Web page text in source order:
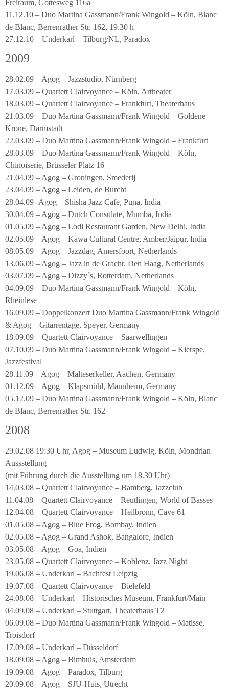
Freiraum, Gottesweg 116a
11.12.10 – Duo Martina Gassmann/Frank Wingold – Köln, Blanc
de Blanc, Berrenrather Str. 162, 19.30 h
27.12.10 – Underkarl – Tilburg/NL, Paradox
2009
28.02.09 – Agog – Jazzstudio, Nürnberg
17.03.09 – Quartett Clairvoyance – Köln, Artheater
18.03.09 – Quartett Clairvoyance – Frankfurt, Theaterhaus
21.03.09 – Duo Martina Gassmann/Frank Wingold – Goldene
Krone, Darmstadt
22.03.09 – Duo Martina Gassmann/Frank Wingold – Frankfurt
28.03.09 – Duo Martina Gassmann/Frank Wingold – Köln,
Chinoiserie, Brüsseler Platz 16
21.04.09 – Agog – Groningen, Smederij
23.04.09 – Agog – Leiden, de Burcht
28.04.09 -Agog – Shisha Jazz Cafe, Puna, India
30.04.09 – Agog – Dutch Consulate, Mumba, India
01.05.09 – Agog – Lodi Restaurant Garden, New Delhi, India
02.05.09 – Agog – Kawa Cultural Centre, Amber/Jaipur, India
08.05.09 – Agog – Jazzdag, Amersfoort, Netherlands
13.06.09 – Agog – Jazz in de Gracht, Den Haag, Netherlands
03.07.09 – Agog – Dizzy´s, Rotterdam, Netherlands
04.09.09 – Duo Martina Gassmann/Frank Wingold – Köln,
Rheinlese
16.09.09 – Doppelkonzert Duo Martina Gassmann/Frank Wingold
& Agog – Gitarrentage, Speyer, Germany
18.09.09 – Quartett Clairvoyance – Saarwellingen
07.10.09 – Duo Martina Gassmann/Frank Wingold – Kierspe,
Jazzfestival
28.11.09 – Agog – Malteserkeller, Aachen, Germany
01.12.09 – Agog – Klapsmühl, Mannheim, Germany
05.12.09 – Duo Martina Gassmann/Frank Wingold – Köln, Blanc
de Blanc, Berrenrather Str. 162
2008
29.02.08 19:30 Uhr, Agog – Museum Ludwig, Köln, Mondrian
Aussstellung
(mit Führung durch die Ausstellung um 18.30 Uhr)
14.03.08 – Quartett Clairvoyance – Bamberg, Jazzclub
11.04.08 – Quartett Clairvoyance – Reutlingen, World of Basses
12.04.08 – Quartett Clairvoyance – Heilbronn, Cave 61
01.05.08 – Agog – Blue Frog, Bombay, Indien
02.05.08 – Agog – Grand Ashok, Bangalore, Indien
03.05.08 – Agog – Goa, Indien
23.05.08 – Quartett Clairvoyance – Koblenz, Jazz Night
19.06.08 – Underkarl – Bachfest Leipzig
19.07.08 – Quartett Clairvoyance – Bielefeld
24.08.08 – Underkarl – Historisches Museum, Frankfurt/Main
04.09.08 – Underkarl – Stuttgart, Theaterhaus T2
06.09.08 – Duo Martina Gassmann/Frank Wingold – Matisse,
Troisdorf
17.09.08 – Underkarl – Düsseldorf
18.09.08 – Agog – Bimhuis, Amsterdam
19.09.08 – Agog – Paradox, Tilburg
20.09.08 – Agog – SJU-Huis, Utrecht